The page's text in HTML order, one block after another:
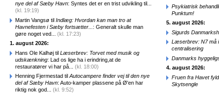
nye del af Sæby Havn: Syntes det er en trist udvikling til...
(kl. 19:19)
Martin Vangsø til Indlæg: Hvordan kan man tro at
Havnefesten i Sæby fortsætter... : Generalt skulle man
gøre noget ved... (kl. 17:23)
1. august 2026:
Hans Ole Kalhøj til Læserbrev: Torvet med musik og
udskænkning: Lad os lige ha i erindring,at de
restauratører vi har på... (kl. 18:00)
Henning Fjermestad til Autocampere finder vej til den nye
del af Sæby Havn: Auto-kamper plassene på Ø'en har
riktig nok god... (kl. 9:52)
Psykiatrisk
Punktum!
5. august 2026:
Sigurds
Læserbrev: N7 må
centralisering
Danmarks
4. august 2026:
Fruen fra Havet
Skytsengle